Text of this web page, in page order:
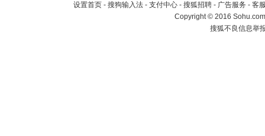
设置首页 - 搜狗输入法 - 支付中心 - 搜狐招聘 - 广告服务 - 客
Copyright©2016
搜狐不良信息举